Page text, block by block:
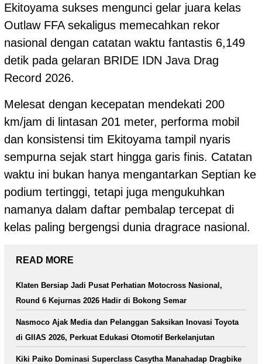
Ekitoyama sukses mengunci gelar juara kelas
Outlaw FFA sekaligus memecahkan rekor
nasional dengan catatan waktu fantastis 6,149
detik pada gelaran BRIDE IDN Java Drag
Record 2026.
Melesat dengan kecepatan mendekati 200
km/jam di lintasan 201 meter, performa mobil
dan konsistensi tim Ekitoyama tampil nyaris
sempurna sejak start hingga garis finis. Catatan
waktu ini bukan hanya mengantarkan Septian ke
podium tertinggi, tetapi juga mengukuhkan
namanya dalam daftar pembalap tercepat di
kelas paling bergengsi dunia dragrace nasional.
READ MORE
Klaten Bersiap Jadi Pusat Perhatian Motocross Nasional,
Round 6 Kejurnas 2026 Hadir di Bokong Semar
Nasmoco Ajak Media dan Pelanggan Saksikan Inovasi Toyota
di GIIAS 2026, Perkuat Edukasi Otomotif Berkelanjutan
Kiki Paiko Dominasi Superclass Casytha Manahadap Dragbike